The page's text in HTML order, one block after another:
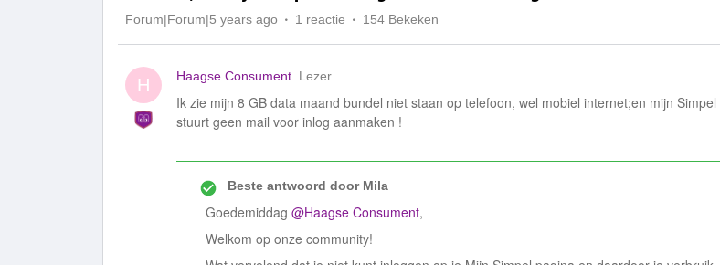
Forum|Forum|5 years ago 1 reactie 154 Bekeken
H Haagse Consument Lezer
Ik zie mijn 8 GB data maand bundel niet staan op telefoon, wel mobiel internet;en mijn Simpel
stuurt geen mail voor inlog aanmaken !
Beste antwoord doorMila
Goedemiddag @Haagse Consument,
Welkom op onze community!